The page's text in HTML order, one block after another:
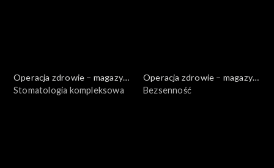
Operacja zdrowie – magazyn
medyczny
Stomatologia kompleksowa
Operacja zdrowie – magazyn
medyczny
Bezsenność